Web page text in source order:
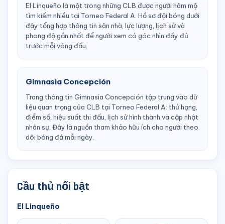
El Linqueño là một trong những CLB được người hâm mộ
tìm kiếm nhiều tại Torneo Federal A. Hồ sơ đội bóng dưới
đây tổng hợp thông tin sân nhà, lực lượng, lịch sử và
phong độ gần nhất để người xem có góc nhìn đầy đủ
trước mỗi vòng đấu.
Gimnasia Concepción
Trang thông tin Gimnasia Concepción tập trung vào dữ
liệu quan trọng của CLB tại Torneo Federal A: thứ hạng,
điểm số, hiệu suất thi đấu, lịch sử hình thành và cập nhật
nhân sự. Đây là nguồn tham khảo hữu ích cho người theo
dõi bóng đá mỗi ngày.
Cầu thủ nổi bật
El Linqueño